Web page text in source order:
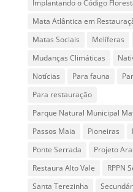
Implantando o Código
Mata Atlântica em
Matas Sociais
Melíferas
Mudanças Climáticas
Notícias
Para fauna
Para restauração
Parque Natural Municipal
Passos Maia
Pioneiras
Ponte Serrada
Projeto
Restaura Alto Vale
RPPN
Santa Terezinha